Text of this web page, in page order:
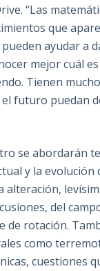
“Las
que
ayudar a
mejor cuál
Tienen
futuro puedan
se abordarán
y la evolución
alteración,
del
de rotación.
como
cuestiones